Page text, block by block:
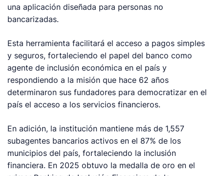
una aplicación diseñada para personas no
bancarizadas.
Esta herramienta facilitará el acceso a pagos simples
y seguros, fortaleciendo el papel del banco como
agente de inclusión económica en el país y
respondiendo a la misión que hace 62 años
determinaron sus fundadores para democratizar en el
país el acceso a los servicios financieros.
En adición, la institución mantiene más de 1,557
subagentes bancarios activos en el 87% de los
municipios del país, fortaleciendo la inclusión
financiera. En 2025 obtuvo la medalla de oro en el